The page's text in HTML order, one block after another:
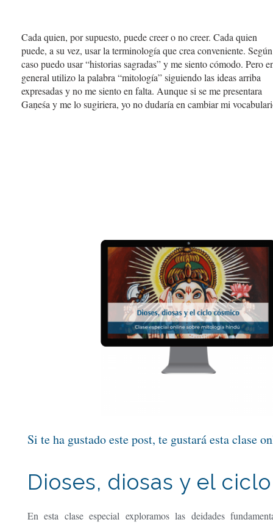
Cada quien, por supuesto, puede creer o no creer. Cada quien
puede, a su vez, usar la terminología que crea conveniente.
caso puedo usar “historias sagradas” y me siento cómodo. Pero
general utilizo la palabra “mitología” siguiendo las ideas arriba
expresadas y no me siento en falta. Aunque si se me presentara
Gaṇeśa y me lo sugiriera, yo no dudaría en cambiar mi
Si te ha gustado este post, te gustará esta clase
Dioses, diosas y el
En esta clase especial exploramos las deidades